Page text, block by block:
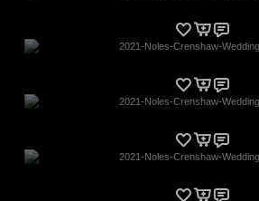
2021-Noles-Crenshaw-
2021-Noles-Crenshaw-
2021-Noles-Crenshaw-